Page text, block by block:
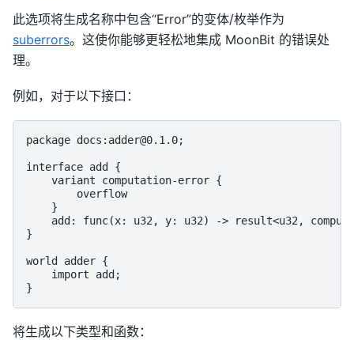
此选项将生成名称中包含“Error”的变体/枚举作为
suberrors。这使你能够更轻松地集成 MoonBit 的错误处
理。
例如，对于以下接口：
package docs:adder@0.1.0;
interface add {
    variant computation-error {
        overflow
    }
add: func(x: u32, y: u32) -> result<u32,
}
world adder {
    import add;
将生成以下类型和函数：